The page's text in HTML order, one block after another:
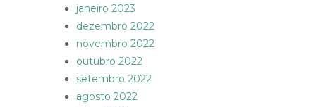
janeiro 2023
dezembro 2022
novembro 2022
outubro 2022
setembro 2022
agosto 2022